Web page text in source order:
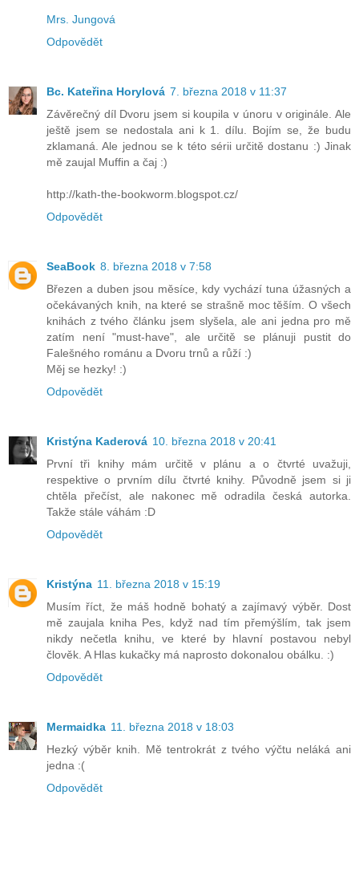
Mrs. Jungová
Odpovědět
Bc. Kateřina Horylová 7. března 2018 v 11:37
Závěrečný díl Dvoru jsem si koupila v únoru v originále. Ale
ještě jsem se nedostala ani k 1. dílu. Bojím se, že budu
zklamaná. Ale jednou se k této sérii určitě dostanu :) Jinak
mě zaujal Muffin a čaj :)
http://kath-the-bookworm.blogspot.cz/
Odpovědět
SeaBook 8. března 2018 v 7:58
Březen a duben jsou měsíce, kdy vychází tuna úžasných a
očekávaných knih, na které se strašně moc těším. O všech
knihách z tvého článku jsem slyšela, ale ani jedna pro mě
zatím není "must-have", ale určitě se plánuji pustit do
Falešného románu a Dvoru trnů a růží :)
Měj se hezky! :)
Odpovědět
Kristýna Kaderová 10. března 2018 v 20:41
První tři knihy mám určitě v plánu a o čtvrté uvažuji,
respektive o prvním dílu čtvrté knihy. Původně jsem si ji
chtěla přečíst, ale nakonec mě odradila česká autorka.
Takže stále váhám :D
Odpovědět
Kristýna 11. března 2018 v 15:19
Musím říct, že máš hodně bohatý a zajímavý výběr. Dost
mě zaujala kniha Pes, když nad tím přemýšlím, tak jsem
nikdy nečetla knihu, ve které by hlavní postavou nebyl
člověk. A Hlas kukačky má naprosto dokonalou obálku. :)
Odpovědět
Mermaidka 11. března 2018 v 18:03
Hezký výběr knih. Mě tentrokrát z tvého výčtu neláká ani
jedna :(
Odpovědět